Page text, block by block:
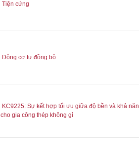
Tiện cứng
Động cơ tự đồng bộ
KC9225: Sự kết hợp tối ưu giữa độ bền và khả
cho gia công thép không gỉ